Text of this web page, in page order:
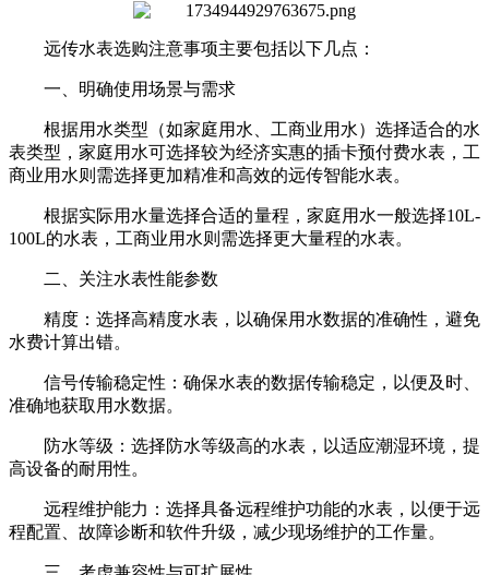
远传水表选购注意事项主要包括以下几点：
一、明确使用场景与需求
根据用水类型（如家庭用水、工商业用水）选择适合的水
表类型，家庭用水可选择较为经济实惠的插卡预付费水表，工
商业用水则需选择更加精准和高效的远传智能水表。
根据实际用水量选择合适的量程，家庭用水一般选择10L-
100L的水表，工商业用水则需选择更大量程的水表。
二、关注水表性能参数
精度：选择高精度水表，以确保用水数据的准确性，避免
水费计算出错。
信号传输稳定性：确保水表的数据传输稳定，以便及时、
准确地获取用水数据。
防水等级：选择防水等级高的水表，以适应潮湿环境，提
高设备的耐用性。
远程维护能力：选择具备远程维护功能的水表，以便于远
程配置、故障诊断和软件升级，减少现场维护的工作量。